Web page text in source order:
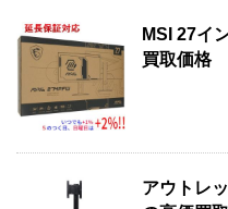
MSI 27イ
買取価格
アウトレ